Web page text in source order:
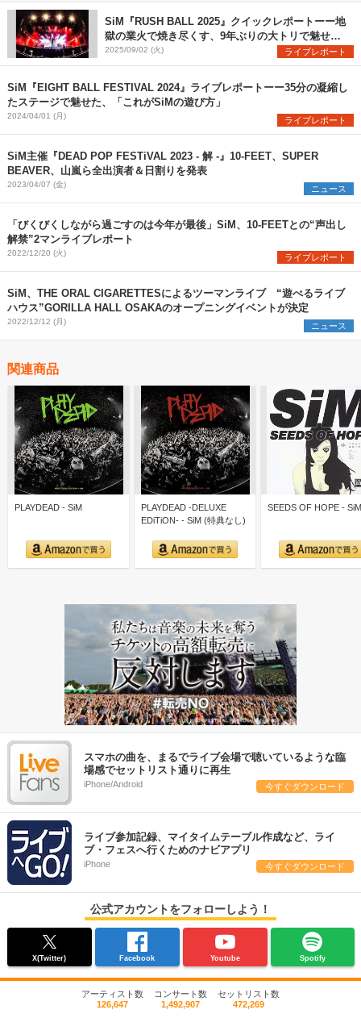
SiM『RUSH BALL 2025』クイックレポートーー地
獄の業火で焼き尽くす、9年ぶりの大トリで魅せた
圧巻のステージ
2025/09/02 (火) ライブレポート
SiM『EIGHT BALL FESTIVAL 2024』ライブレポートーー35分の凝縮し
たステージで魅せた、「これがSiMの遊び方」
2024/04/01 (月) ライブレポート
SiM主催『DEAD POP FESTiVAL 2023 - 解 -』10-FEET、SUPER
BEAVER、山嵐ら全出演者＆日割りを発表
2023/04/07 (金) ニュース
「びくびくしながら過ごすのは今年が最後」SiM、10-FEETとの“声出し
解禁”2マンライブレポート
2022/12/20 (火) ライブレポート
SiM、THE ORAL CIGARETTESによるツーマンライブ “遊べるライブ
ハウス”GORILLA HALL OSAKAのオープニングイベントが決定
2022/12/12 (月) ニュース
関連商品
PLAYDEAD - SiM
PLAYDEAD -DELUXE
EDiTiON- - SiM (特典なし)
SEEDS OF HOPE - SiM
スマホの曲を、まるでライブ会場で聴いているような臨
場感でセットリスト通りに再生
iPhone/Android 今すぐダウンロード
ライブ参加記録、マイタイムテーブル作成など、ライ
ブ・フェスへ行くためのナビアプリ
iPhone 今すぐダウンロード
公式アカウントをフォローしよう！
X(Twitter) Facebook Youtube Spotify
アーティスト数
126,647
コンサート数
1,492,907
セットリスト数
472,269